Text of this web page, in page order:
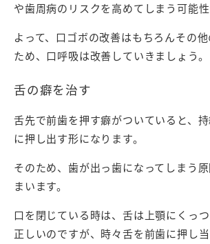
や歯周病のリスクを高めてしまう可能性
よって、口ゴボの改善はもちろんその
ため、口呼吸は改善していきましょう。
舌の癖を治す
舌先で前歯を押す癖がついていると、
に押し出す形になります。
そのため、歯が出っ歯になってしまう
まいます。
口を閉じている時は、舌は上顎にくっ
正しいのですが、時々舌を前歯に押し